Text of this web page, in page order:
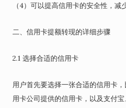
（4）可以提高信用卡的安全性，减
二、信用卡提额转现的详细步骤
2.1 选择合适的信用卡
用户首先要选择一张合适的信用卡
用卡公司提供的信用卡，以及支付